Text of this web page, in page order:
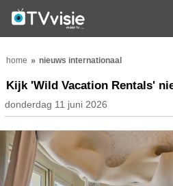
home nieuws internationaal
Kijk 'Wild Vacation Rentals'
donderdag 11 juni 2026